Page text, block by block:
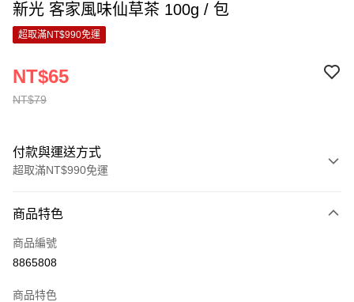
新光 客家風味仙草茶 100g / 包
超取滿NT$990免運
NT$79
NT$65
付款與運送方式
超取滿NT$990免運
信用卡一次付款
超商取貨付款
商品特色
商品編號
8865808
商品特色